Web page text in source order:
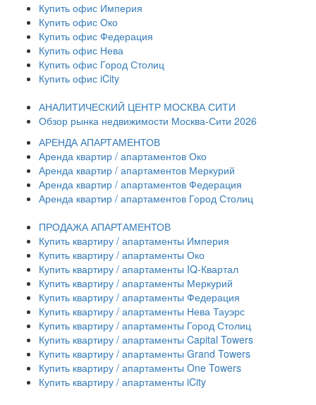
Купить офис Империя
Купить офис Око
Купить офис Федерация
Купить офис Нева
Купить офис Город Столиц
Купить офис iCity
АНАЛИТИЧЕСКИЙ ЦЕНТР МОСКВА СИТИ
Обзор рынка недвижимости Москва-Сити 2026
АРЕНДА АПАРТАМЕНТОВ
Аренда квартир / апартаментов Око
Аренда квартир / апартаментов Меркурий
Аренда квартир / апартаментов Федерация
Аренда квартир / апартаментов Город Столиц
ПРОДАЖА АПАРТАМЕНТОВ
Купить квартиру / апартаменты Империя
Купить квартиру / апартаменты Око
Купить квартиру / апартаменты IQ-Квартал
Купить квартиру / апартаменты Меркурий
Купить квартиру / апартаменты Федерация
Купить квартиру / апартаменты Нева Тауэрс
Купить квартиру / апартаменты Город Столиц
Купить квартиру / апартаменты Capital Towers
Купить квартиру / апартаменты Grand Towers
Купить квартиру / апартаменты One Towers
Купить квартиру / апартаменты iCity